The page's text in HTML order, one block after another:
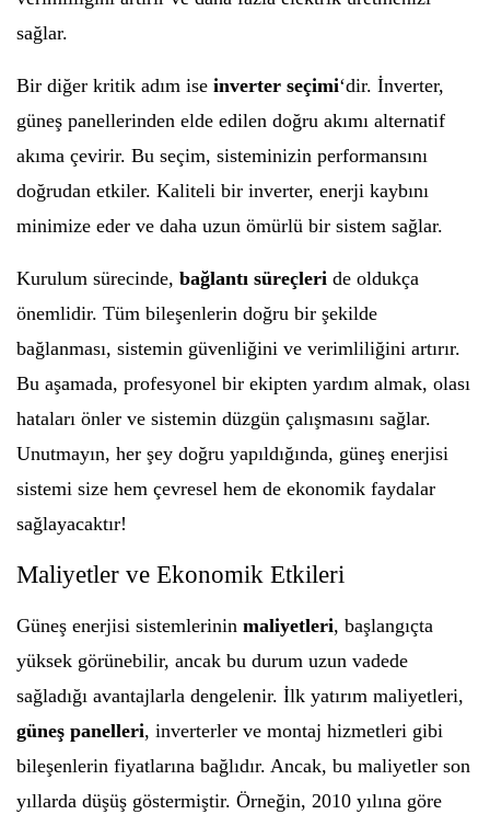
sağlar.
Bir diğer kritik adım ise inverter seçimi‘dir. İnverter,
güneş panellerinden elde edilen doğru akımı alternatif
akıma çevirir. Bu seçim, sisteminizin performansını
doğrudan etkiler. Kaliteli bir inverter, enerji kaybını
minimize eder ve daha uzun ömürlü bir sistem sağlar.
Kurulum sürecinde, bağlantı süreçleri de oldukça
önemlidir. Tüm bileşenlerin doğru bir şekilde
bağlanması, sistemin güvenliğini ve verimliliğini artırır.
Bu aşamada, profesyonel bir ekipten yardım almak, olası
hataları önler ve sistemin düzgün çalışmasını sağlar.
Unutmayın, her şey doğru yapıldığında, güneş enerjisi
sistemi size hem çevresel hem de ekonomik faydalar
sağlayacaktır!
Maliyetler ve Ekonomik Etkileri
Güneş enerjisi sistemlerinin maliyetleri, başlangıçta
yüksek görünebilir, ancak bu durum uzun vadede
sağladığı avantajlarla dengelenir. İlk yatırım maliyetleri,
güneş panelleri, inverterler ve montaj hizmetleri gibi
bileşenlerin fiyatlarına bağlıdır. Ancak, bu maliyetler son
yıllarda düşüş göstermiştir. Örneğin, 2010 yılına göre